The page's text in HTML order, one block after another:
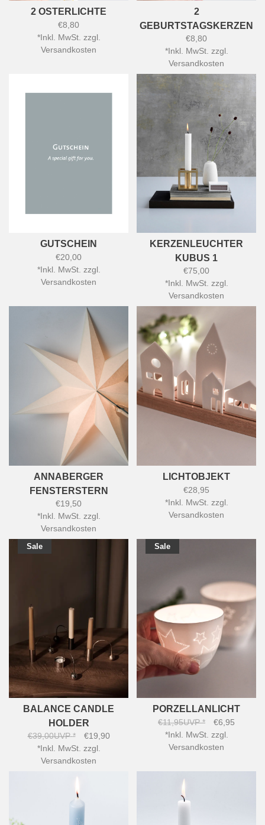
2 OSTERLICHTE
€8,80
*Inkl. MwSt. zzgl.
Versandkosten
2
GEBURTSTAGSKERZEN
€8,80
*Inkl. MwSt. zzgl.
Versandkosten
GUTSCHEIN
€20,00
*Inkl. MwSt. zzgl.
Versandkosten
KERZENLEUCHTER
KUBUS 1
€75,00
*Inkl. MwSt. zzgl.
Versandkosten
ANNABERGER
FENSTERSTERN
€19,50
*Inkl. MwSt. zzgl.
Versandkosten
LICHTOBJEKT
€28,95
*Inkl. MwSt. zzgl.
Versandkosten
Sale
BALANCE CANDLE
HOLDER
€39,00UVP *
€19,90
*Inkl. MwSt. zzgl.
Versandkosten
Sale
PORZELLANLICHT
€11,95UVP *
€6,95
*Inkl. MwSt. zzgl.
Versandkosten